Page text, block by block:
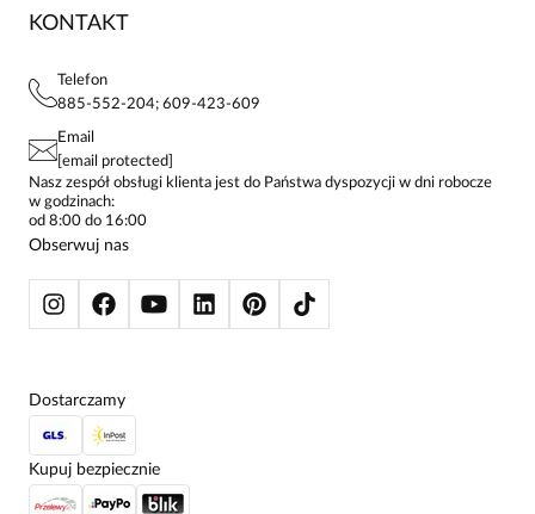
MAPA WITRYNY
KONTAKTY
FAQ
POLITYKA PRYWATNOŚCI
STREFA STAŁEGO KLIENTA
KOSZULE DAMSKIE
SPODNIE DAMSKIE
ŻAKIETY I MARYNARKI
SWETRY
BLUZY
KONTAKT
Telefon
885-552-204; 609-423-609
Email
[email protected]
Nasz zespół obsługi klienta jest do Państwa dyspozycji w dni robocze
w godzinach:
od 8:00 do 16:00
Obserwuj nas
Dostarczamy
Kupuj bezpiecznie